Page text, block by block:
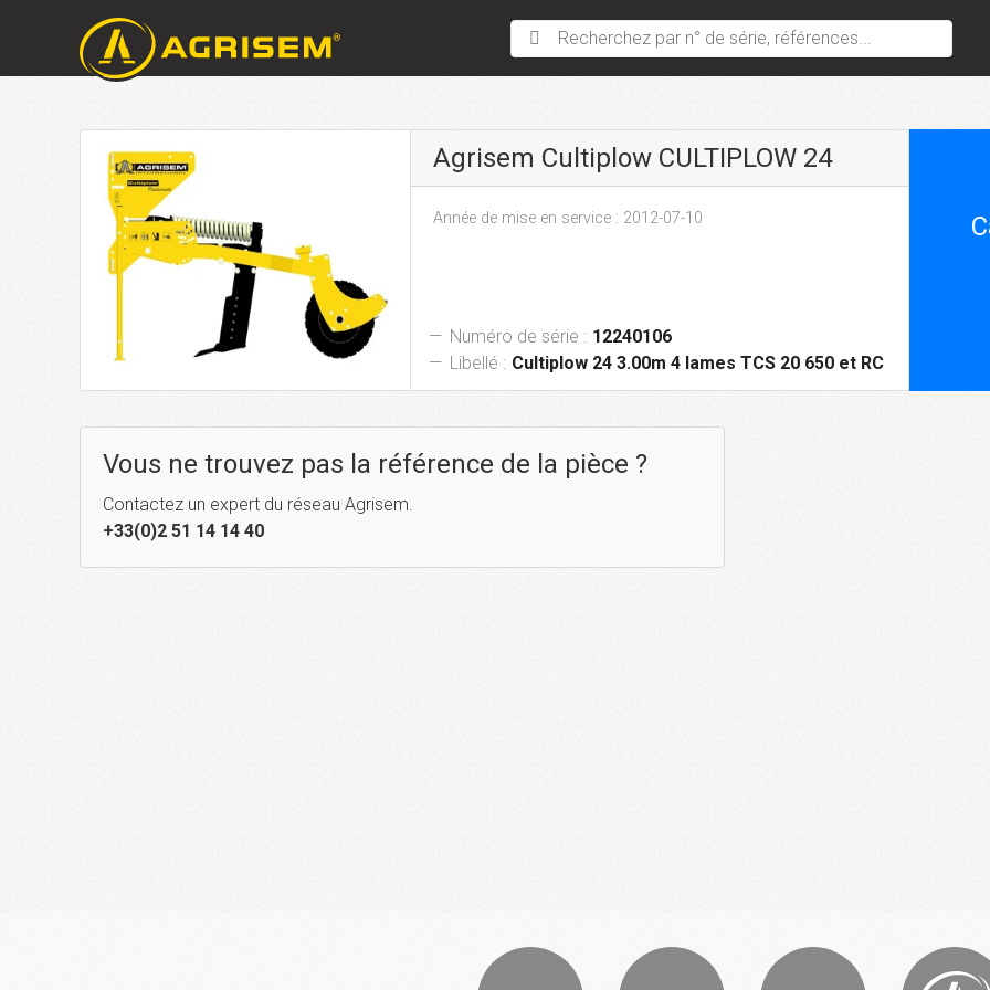
Recherchez par n° de série, références...
Agrisem Cultiplow CULTIPLOW 24
Année de mise en service : 2012-07-10
Numéro de série : 12240106
Libellé : Cultiplow 24 3.00m 4 lames TCS 20 650 et RC
Vous ne trouvez pas la référence de la pièce ?
Contactez un expert du réseau Agrisem.
+33(0)2 51 14 14 40